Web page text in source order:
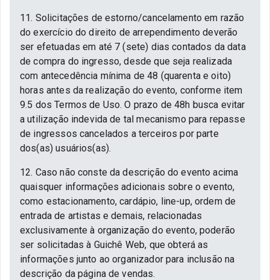
11. Solicitações de estorno/cancelamento em razão
do exercício do direito de arrependimento deverão
ser efetuadas em até 7 (sete) dias contados da data
de compra do ingresso, desde que seja realizada
com antecedência mínima de 48 (quarenta e oito)
horas antes da realização do evento, conforme item
9.5 dos Termos de Uso. O prazo de 48h busca evitar
a utilização indevida de tal mecanismo para repasse
de ingressos cancelados a terceiros por parte
dos(as) usuários(as).
12. Caso não conste da descrição do evento acima
quaisquer informações adicionais sobre o evento,
como estacionamento, cardápio, line-up, ordem de
entrada de artistas e demais, relacionadas
exclusivamente à organização do evento, poderão
ser solicitadas à Guichê Web, que obterá as
informações junto ao organizador para inclusão na
descrição da página de vendas.